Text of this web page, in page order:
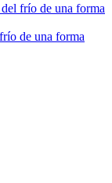
frío de una forma
de una forma